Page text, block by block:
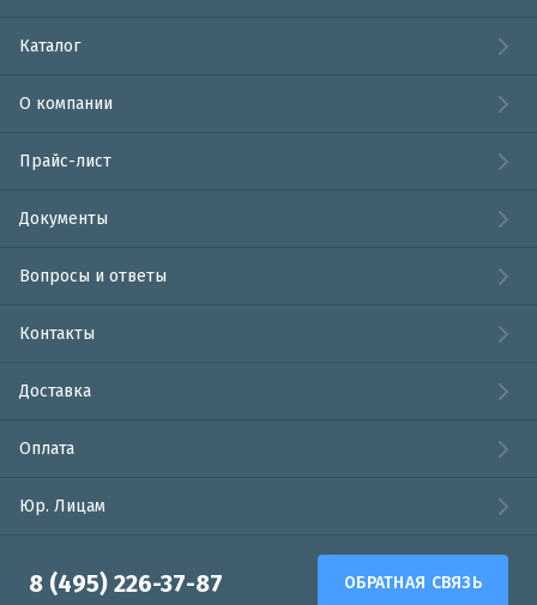
Каталог
О компании
Прайс-лист
Документы
Вопросы и ответы
Контакты
Доставка
Оплата
Юр. Лицам
8 (495) 226-37-87 ОБРАТНАЯ СВЯЗЬ